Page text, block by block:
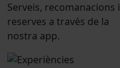
Serveis, recomanacions i
reserves a través de la
nostra app.